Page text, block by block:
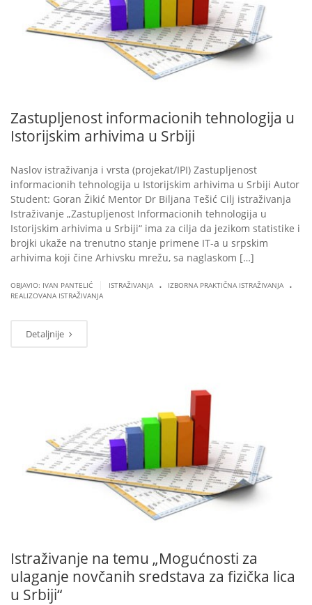
Zastupljenost informacionih tehnologija u
Istorijskim arhivima u Srbiji
Naslov istraživanja i vrsta (projekat/IPI) Zastupljenost
informacionih tehnologija u Istorijskim arhivima u Srbiji Autor
Student: Goran Žikić Mentor Dr Biljana Tešić Cilj istraživanja
Istraživanje „Zastupljenost Informacionih tehnologija u
Istorijskim arhivima u Srbiji“ ima za cilja da jezikom statistike i
brojki ukaže na trenutno stanje primene IT-a u srpskim
arhivima koji čine Arhivsku mrežu, sa naglaskom […]
OBJAVIO: IVAN PANTELIĆ ISTRAŽIVANJA . IZBORNA PRAKTIČNA ISTRAŽIVANJA .
REALIZOVANA ISTRAŽIVANJA
Detaljnije
Istraživanje na temu „Mogućnosti za
ulaganje novčanih sredstava za fizička lica
u Srbiji“